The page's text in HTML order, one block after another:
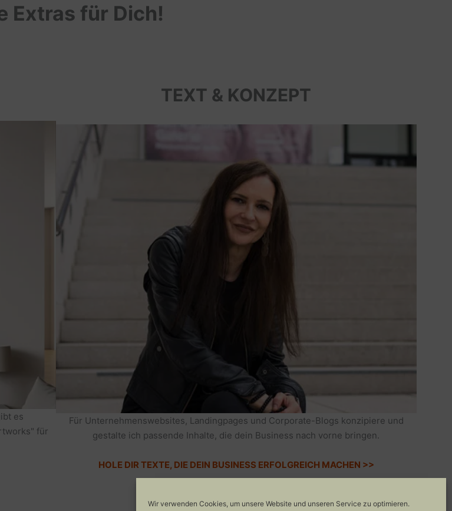
Wir verwenden Cookies, um unsere Website und unseren Service zu optimieren.
Extras für Dich!
es
für
TEXT & KONZEPT
Für Unternehmenswebsites, Landingpages und Corporate-Blogs konzipiere und
gestalte ich passende Inhalte, die dein Business nach vorne bringen.
HOLE DIR TEXTE, DIE DEIN BUSINESS ERFOLGREICH MACHEN >>